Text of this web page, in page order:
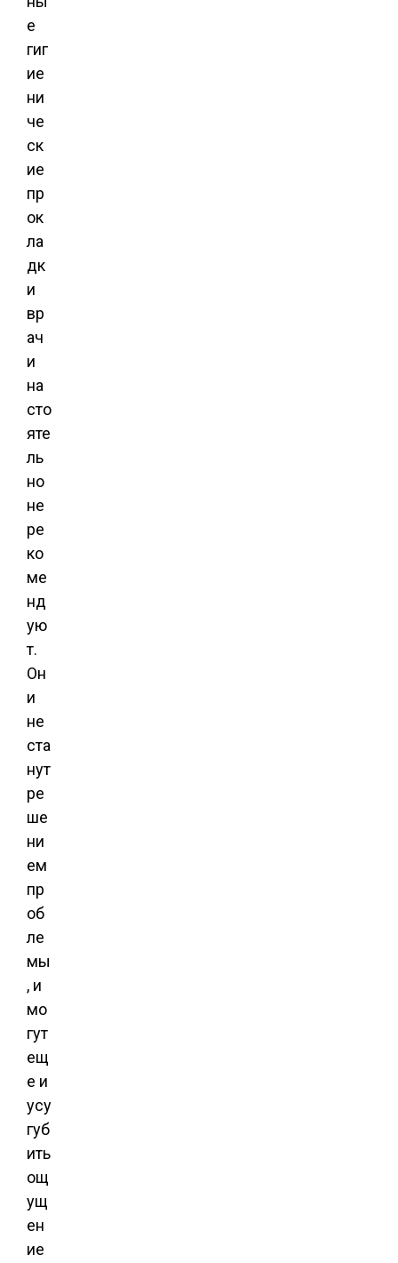
е
гиг
ие
ни
че
ск
ие
пр
ок
ла
дк
и
вр
ач
и
на
сто
яте
ль
но
не
ре
ко
ме
нд
ую
т.
Он
и
не
ста
нут
ре
ше
ни
ем
пр
об
ле
мы
, и
мо
гут
ещ
е и
усу
губ
ить
ощ
ущ
ен
ие